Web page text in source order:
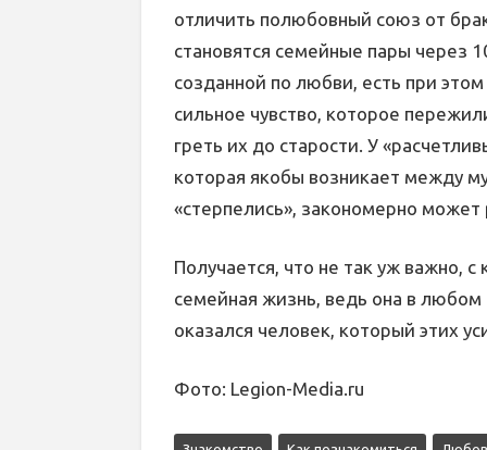
отличить полюбовный союз от
становятся семейные пары через
созданной по любви, есть при
сильное чувство, которое
греть их до старости. У
которая якобы возникает между
«стерпелись», закономерно
Получается, что не так уж важно, с
семейная жизнь, ведь она в любом
оказался человек, который этих
Фото: Legion-Media.ru